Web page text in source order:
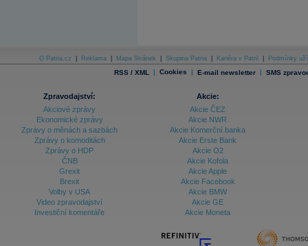
O Patria.cz Reklama Mapa Stránek Skupina Patria Kariéra v Patrii Podmínky
RSS / XML | Cookies | E-mail newsletter | SMS
Zpravodajství:
Akciové zprávy
Ekonomické zprávy
Zprávy o měnách a sazbách
Zprávy o komoditách
Zprávy o HDP
ČNB
Grexit
Brexit
Volby v USA
Video zpravodajství
Investiční komentáře
Akcie:
Akcie ČEZ
Akcie NWR
Akcie Komerční banka
Akcie Erste Bank
Akcie O2
Akcie Kofola
Akcie Apple
Akcie Facebook
Akcie BMW
Akcie GE
Akcie Moneta